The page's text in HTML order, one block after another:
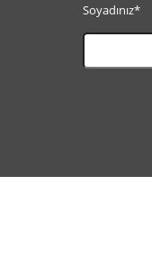
Soyadınız*